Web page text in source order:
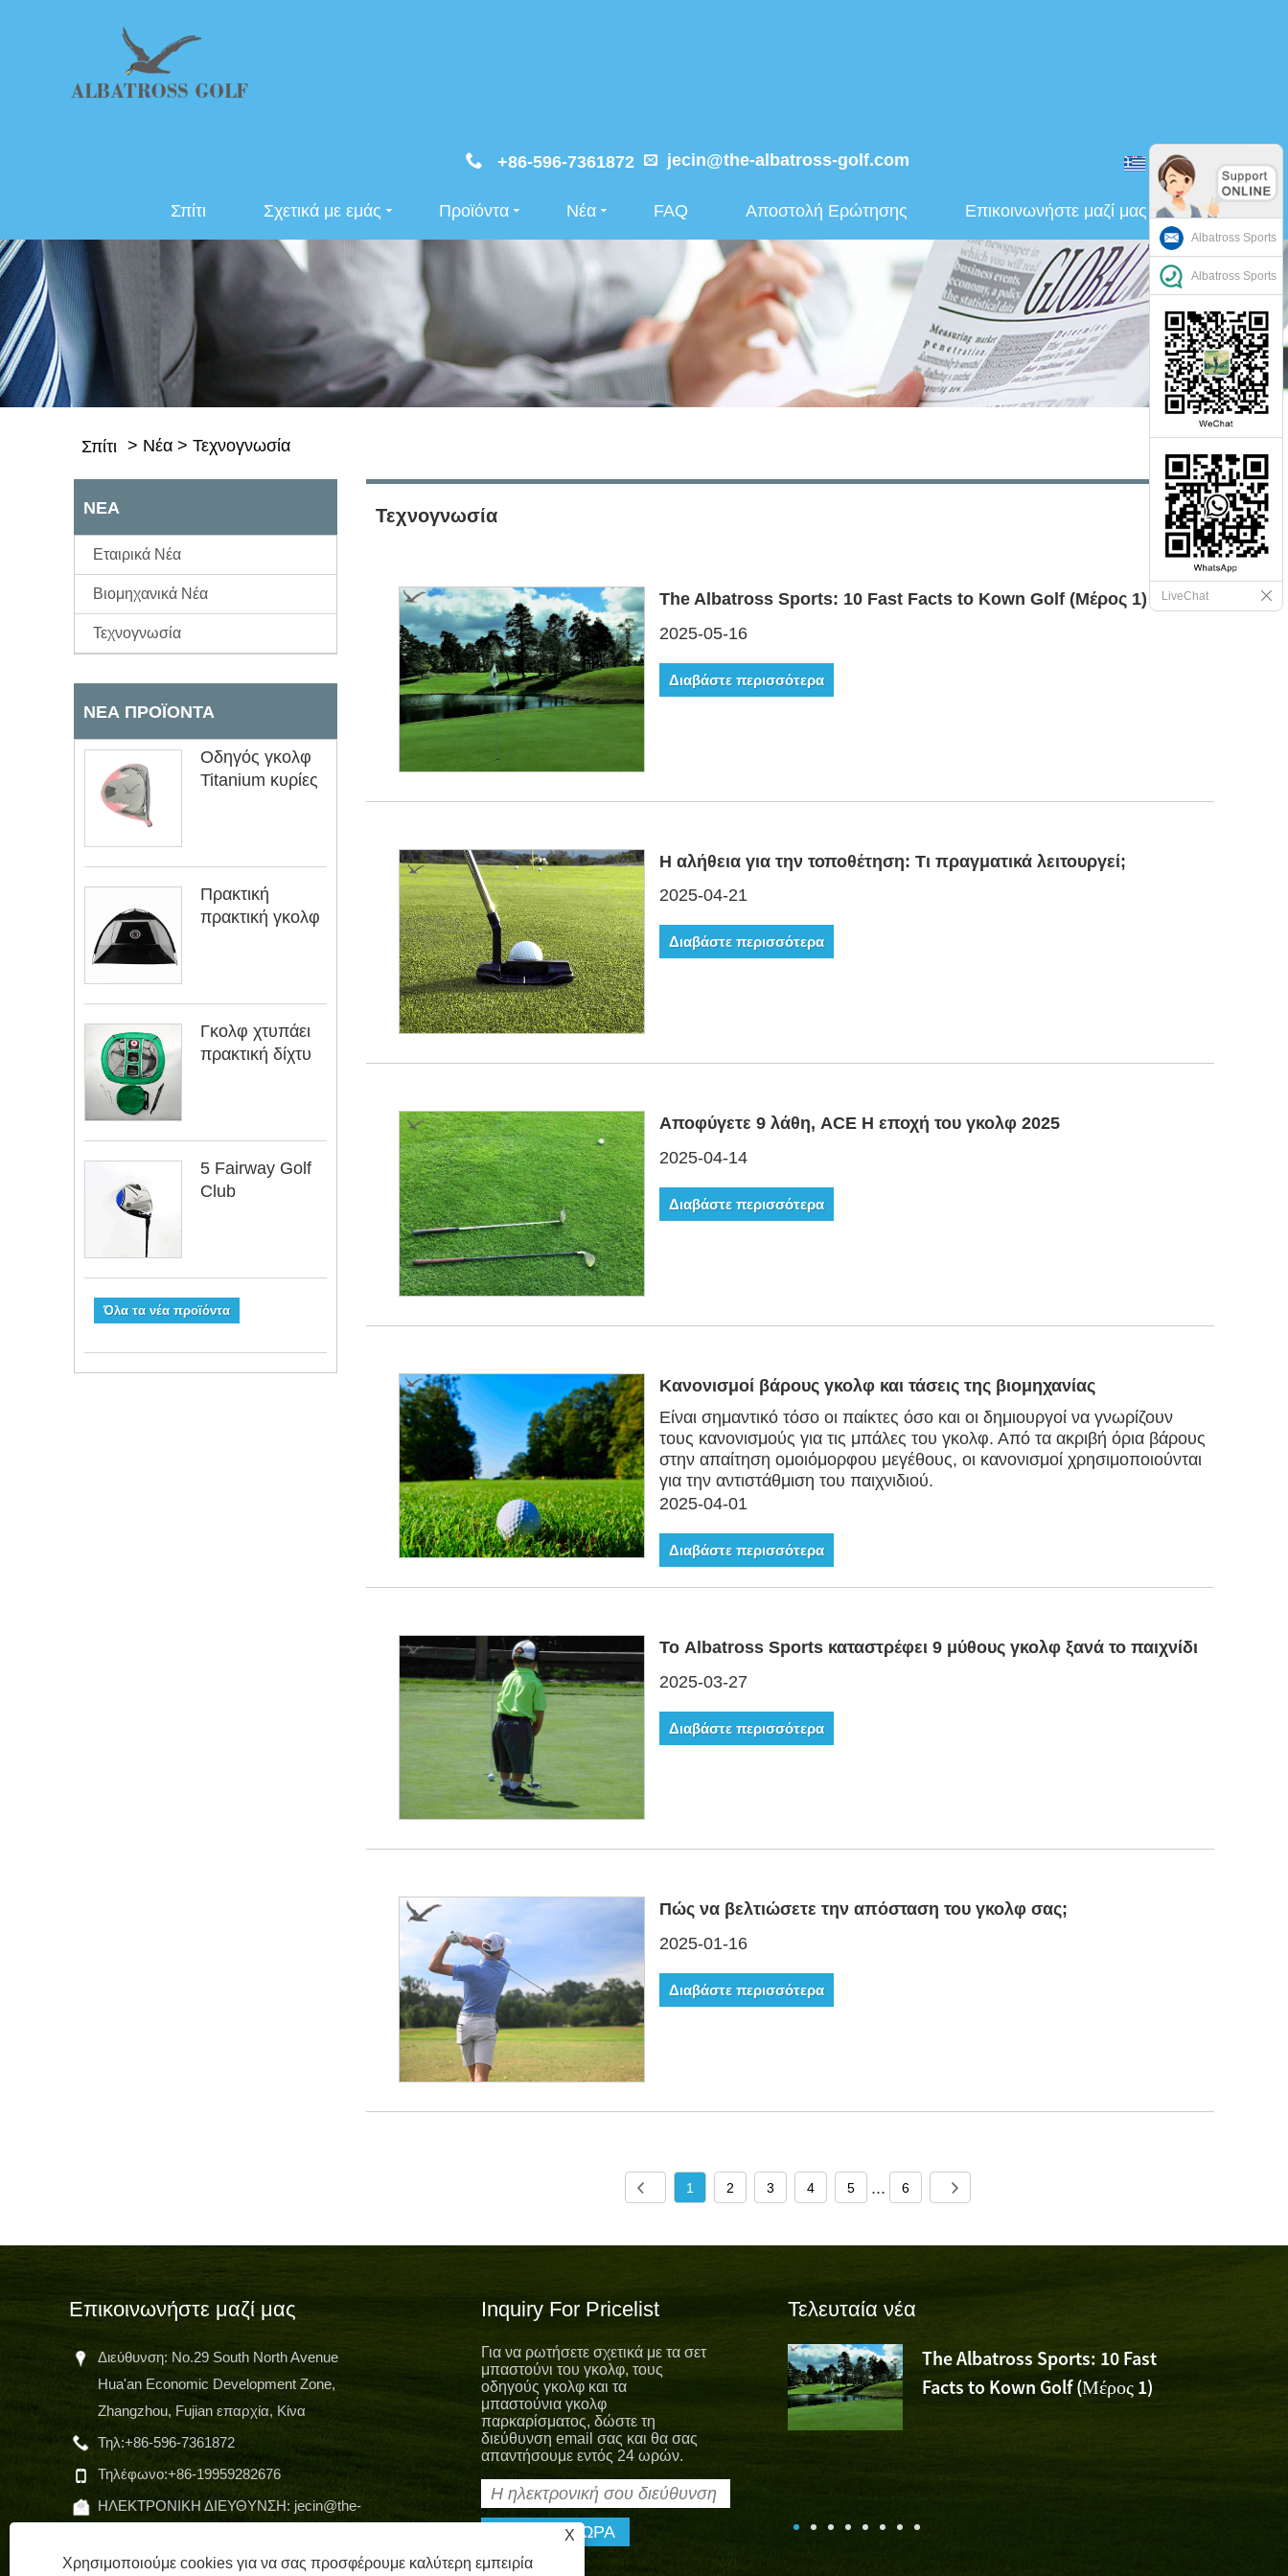
+86-596-7361872 jecin@the-albatross-golf.com ελληνικά
Σπίτι Σχετικά με εμάς Προϊόντα Νέα FAQ Αποστολή Ερώτησης Επικοινωνήστε μαζί μας
Σπίτι > Νέα > Τεχνογνωσία
ΝΈΑ
Εταιρικά Νέα
Βιομηχανικά Νέα
Τεχνογνωσία
ΝΈΑ ΠΡΟΪΌΝΤΑ
Οδηγός γκολφ
Titanium κυρίες
Πρακτική
πρακτική γκολφ
Γκολφ χτυπάει
πρακτική δίχτυ
5 Fairway Golf
Club
Όλα τα νέα προϊόντα
Τεχνογνωσία
The Albatross Sports: 10 Fast Facts to Kown Golf (Μέρος 1)
2025-05-16
Διαβάστε περισσότερα
Η αλήθεια για την τοποθέτηση: Τι πραγματικά λειτουργεί;
2025-04-21
Διαβάστε περισσότερα
Αποφύγετε 9 λάθη, ACE Η εποχή του γκολφ 2025
2025-04-14
Διαβάστε περισσότερα
Κανονισμοί βάρους γκολφ και τάσεις της βιομηχανίας
Είναι σημαντικό τόσο οι παίκτες όσο και οι δημιουργοί να γνωρίζουν
τους κανονισμούς για τις μπάλες του γκολφ. Από τα ακριβή όρια βάρους
στην απαίτηση ομοιόμορφου μεγέθους, οι κανονισμοί χρησιμοποιούνται
για την αντιστάθμιση του παιχνιδιού.
2025-04-01
Διαβάστε περισσότερα
Το Albatross Sports καταστρέφει 9 μύθους γκολφ ξανά το παιχνίδι
2025-03-27
Διαβάστε περισσότερα
Πώς να βελτιώσετε την απόσταση του γκολφ σας;
2025-01-16
Διαβάστε περισσότερα
1 2 3 4 5 ... 6
Επικοινωνήστε μαζί μας
Διεύθυνση: No.29 South North Avenue
Hua'an Economic Development Zone,
Zhangzhou, Fujian επαρχία, Κίνα
Τηλ:+86-596-7361872
Τηλέφωνο:+86-19959282676
ΗΛΕΚΤΡΟΝΙΚΗ ΔΙΕΥΘΥΝΣΗ: jecin@the-
Inquiry For Pricelist
Για να ρωτήσετε σχετικά με τα σετ
μπαστούνι του γκολφ, τους
οδηγούς γκολφ και τα
μπαστούνια γκολφ
παρκαρίσματος, δώστε τη
διεύθυνση email σας και θα σας
απαντήσουμε εντός 24 ωρών.
Τελευταία νέα
Νέα ομοιόμορφη νέα ελπίδα
Με τη Νέα Ελπίδα, η νέα καλοκαιρινή
στολή κυκλοφόρησε. Για να
συμμορφωθεί με τις βασικές αξίες της
"δημιουργικής, ειλικρινούς, αλτρουιστικής, κοινής χρήσης",
το αθλητικό προσωπικό της Albatross θα παρέχει πάντα μια
εξαιρετική υπηρεσία για τους πελάτες μας.
The Albatross Sports: 10 Fast
Facts to Kown Golf (Μέρος 1)
Albatross Sports
Albatross Sports
LiveChat
X
Χρησιμοποιούμε cookies για να σας προσφέρουμε καλύτερη εμπειρία